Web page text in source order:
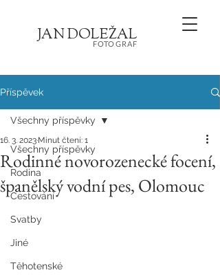
JANDOLEŽAL
FOTOGRAF
Příspěvek
Všechny příspěvky
Rodina
Cestování
Svatby
Jiné
Těhotenské
Všechny příspěvky
Rodinné novorozenecké focení,
španělský vodní pes, Olomouc
16. 3. 2023 Minut čtení: 1